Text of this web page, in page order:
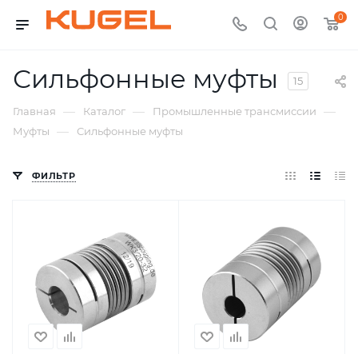
0
Сильфонные муфты 15
Главная — Каталог — Промышленные трансмиссии —
Муфты — Сильфонные муфты
ФИЛЬТР